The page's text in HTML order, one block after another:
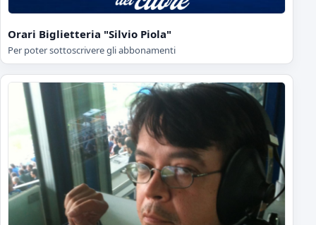
Orari Biglietteria "Silvio Piola"
Per poter sottoscrivere gli abbonamenti